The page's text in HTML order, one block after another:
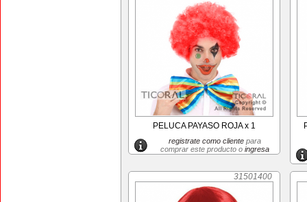
PELUCA PAYASO ROJA x 1
registrate como clientepara
comprar este producto o ingresa
31501400